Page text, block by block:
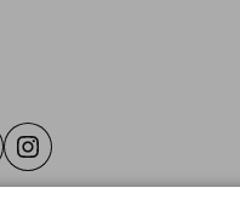
Instagram